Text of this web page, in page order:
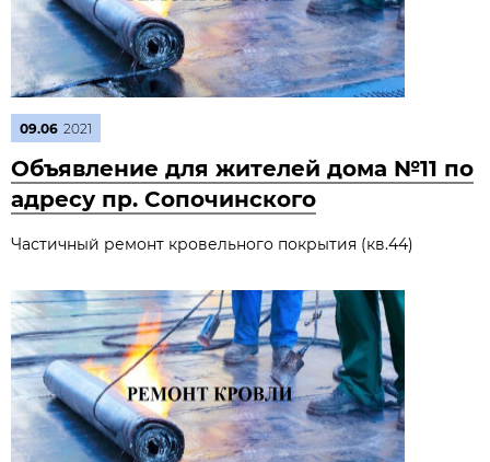
09.06 2021
Объявление для жителей дома №11 по
адресу пр. Сопочинского
Частичный ремонт кровельного покрытия (кв.44)